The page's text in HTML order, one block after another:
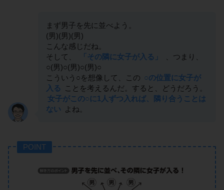
まず男子を先に並べよう。
(男)(男)(男)
こんな感じだね。
そして、
「その隣に女子が入る」
、つまり、
○(男)○(男)○(男)○
こういう○を想像して、この ○の位置に女子が
入る
ことを考えるんだ。すると、どうだろう。
女子がこの○に1人ずつ入れば、隣り合うことは
ない
よね。
POINT